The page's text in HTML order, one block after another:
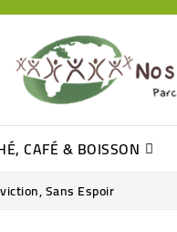
CAFÉ & BOISSON
Sans Espoir